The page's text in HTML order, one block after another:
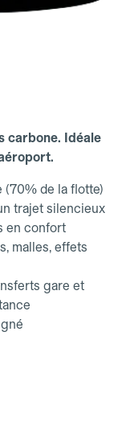
carbone. Idéale
(70% de la flotte)
trajet silencieux
en confort
malles, effets
gare et